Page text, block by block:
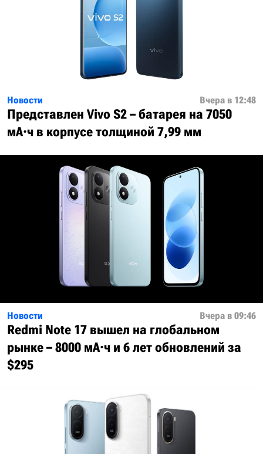
Новости Вчера в 12:48
Представлен Vivo S2 – батарея на 7050
мА·ч в корпусе толщиной 7,99 мм
Новости Вчера в 09:46
Redmi Note 17 вышел на глобальном
рынке – 8000 мА·ч и 6 лет обновлений за
$295